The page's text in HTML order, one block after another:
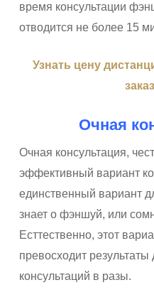
время консультации
отводится не более 15
Узнать цену
Очная
Очная консультация,
эффективный вариант
единственный вариант
знает о фэншуй, или
Есттественно, этот
превосходит
консультаций в разы.